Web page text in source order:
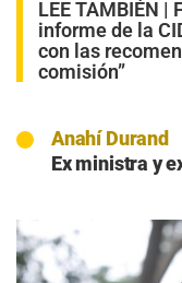
LEE TAMBIÉN |
informe de la
con las
comisión”
Anahí Durand
Ex ministra y